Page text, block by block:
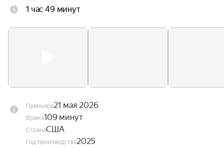
и правда в него влюбляется. Однако его счастью
одержима, а её знаки внимания становятся всё
1 час 49 минут
Премьера21 мая 2026
Время109 минут
СтранаСША
Год производства2025